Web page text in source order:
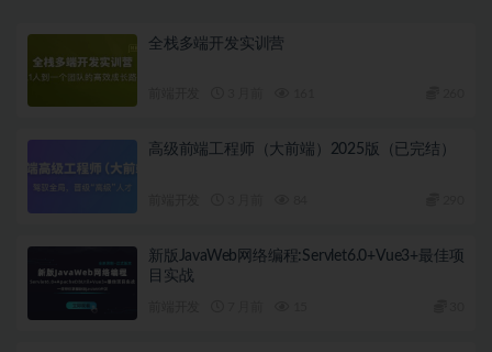
全栈多端开发实训营
高级前端工程师（大前端）2025版（已完结）
新版JavaWeb网络编程:Servlet6.0+Vue3+最佳项
目实战